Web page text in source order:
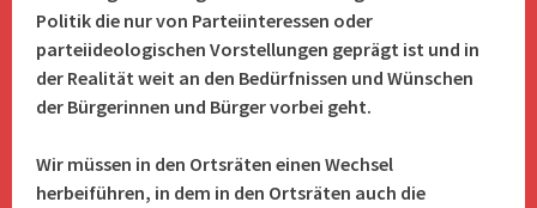
Politik die nur von Parteiinteressen oder
parteiideologischen Vorstellungen geprägt ist und in
der Realität weit an den Bedürfnissen und Wünschen
der Bürgerinnen und Bürger vorbei geht.
Wir müssen in den Ortsräten einen Wechsel
herbeiführen, in dem in den Ortsräten auch die